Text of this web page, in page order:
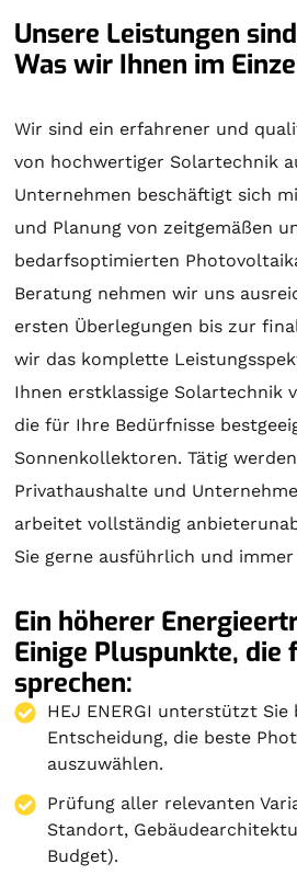
Unsere Leistungen
Was wir Ihnen im
Wir sind ein erfahrener und
von hochwertiger Solartechnik
Unternehmen beschäftigt sich
und Planung von zeitgemäßen
bedarfsoptimierten
Beratung nehmen wir uns
ersten Überlegungen bis zur
wir das komplette
Ihnen erstklassige Solartechnik
die für Ihre Bedürfnisse
Sonnenkollektoren. Tätig
Privathaushalte und
arbeitet vollständig
Sie gerne ausführlich und
Ein höherer
Einige Pluspunkte, die
sprechen:
HEJ ENERGI unterstützt Sie
Entscheidung, die beste
auszuwählen.
Prüfung aller relevanten
Standort,
Budget).